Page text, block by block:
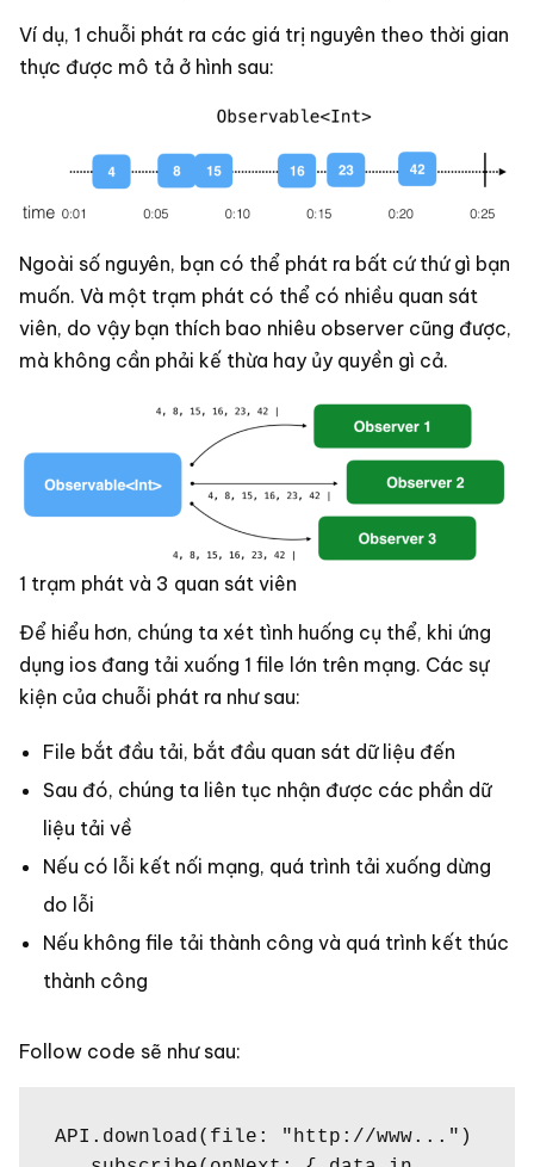
Ví dụ, 1 chuỗi phát ra các giá trị nguyên theo thời gian
thực được mô tả ở hình sau:
Ngoài số nguyên, bạn có thể phát ra bất cứ thứ gì bạn
muốn. Và một trạm phát có thể có nhiều quan sát
viên, do vậy bạn thích bao nhiêu observer cũng được,
mà không cần phải kế thừa hay ủy quyền gì cả.
1 trạm phát và 3 quan sát viên
Để hiểu hơn, chúng ta xét tình huống cụ thể, khi ứng
dụng ios đang tải xuống 1 file lớn trên mạng. Các sự
kiện của chuỗi phát ra như sau:
File bắt đầu tải, bắt đầu quan sát dữ liệu đến
Sau đó, chúng ta liên tục nhận được các phần dữ
liệu tải về
Nếu có lỗi kết nối mạng, quá trình tải xuống dừng
do lỗi
Nếu không file tải thành công và quá trình kết thúc
thành công
Follow code sẽ như sau:
API.download(file: "http://www...")